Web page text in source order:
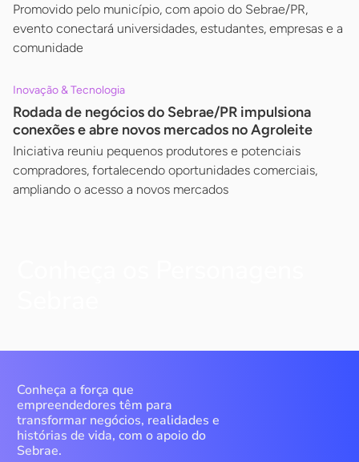
Promovido pelo município, com apoio do Sebrae/PR,
evento conectará universidades, estudantes, empresas e a
comunidade
Inovação & Tecnologia
Rodada de negócios do Sebrae/PR impulsiona
conexões e abre novos mercados no Agroleite
Iniciativa reuniu pequenos produtores e potenciais
compradores, fortalecendo oportunidades comerciais,
ampliando o acesso a novos mercados
Conheça a força que
empreendedores têm para
transformar negócios, realidades e
histórias de vida, com o apoio do
Sebrae.